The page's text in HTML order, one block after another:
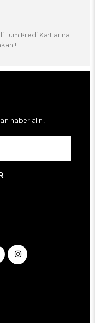
Tüm Kredi Kartlarına
haber alın!